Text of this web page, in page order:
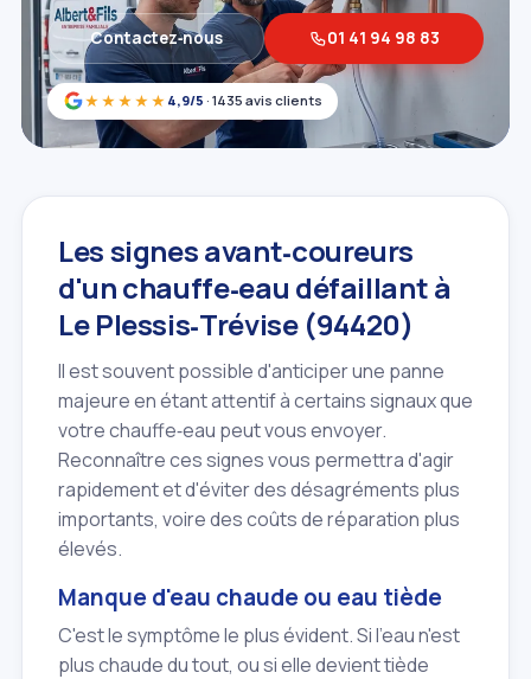
★★★★★ 4,9/5 · 1435 avis clients
Contactez‑nous 01 41 94 98 83
Les signes avant‑coureurs
d'un chauffe‑eau défaillant à
Le Plessis‑Trévise (94420)
Il est souvent possible d'anticiper une panne
majeure en étant attentif à certains signaux que
votre chauffe‑eau peut vous envoyer.
Reconnaître ces signes vous permettra d'agir
rapidement et d'éviter des désagréments plus
importants, voire des coûts de réparation plus
élevés.
Manque d'eau chaude ou eau tiède
C'est le symptôme le plus évident. Si l'eau n'est
plus chaude du tout, ou si elle devient tiède